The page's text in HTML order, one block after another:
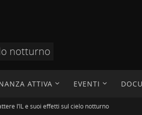
notturno
ATTIVA EVENTI
l’IL e suoi effetti sul cielo notturno